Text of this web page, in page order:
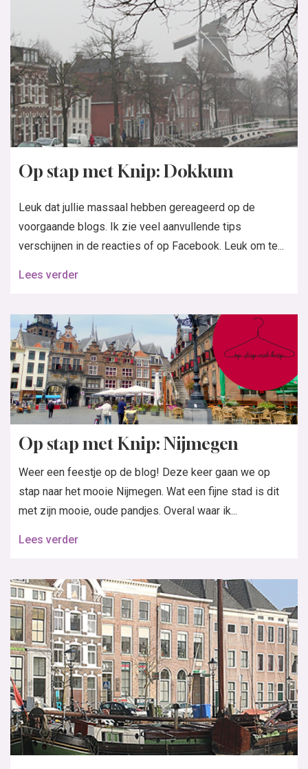
Op stap met Knip: Dokkum
Leuk dat jullie massaal hebben gereageerd op de
voorgaande blogs. Ik zie veel aanvullende tips
verschijnen in de reacties of op Facebook. Leuk om te...
Lees verder
Op stap met Knip: Nijmegen
Weer een feestje op de blog! Deze keer gaan we op
stap naar het mooie Nijmegen. Wat een fijne stad is dit
met zijn mooie, oude pandjes. Overal waar ik...
Lees verder